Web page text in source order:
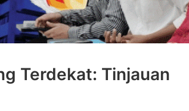
Terdekat: Tinjauan